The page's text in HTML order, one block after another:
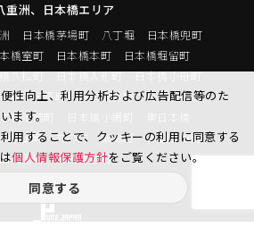
重洲、日本橋エリア
日本橋茅場町 八丁堀
日本橋兜町
橋室町 日本橋本町
日本橋堀留町
久松町 日本橋人形町
日本橋小舟町
橋小伝馬町 日本橋浜町
日本橋中洲
橋箱崎町 日本橋小網町
東日本橋
横山町 丸の内 鍛冶町
神田鍛冶町
紺屋町
神田美倉町
性向上、利用分析および広告配信等のた
ます。
用することで、クッキーの利用に同意する
個人情報保護方針をご覧ください。
同意する